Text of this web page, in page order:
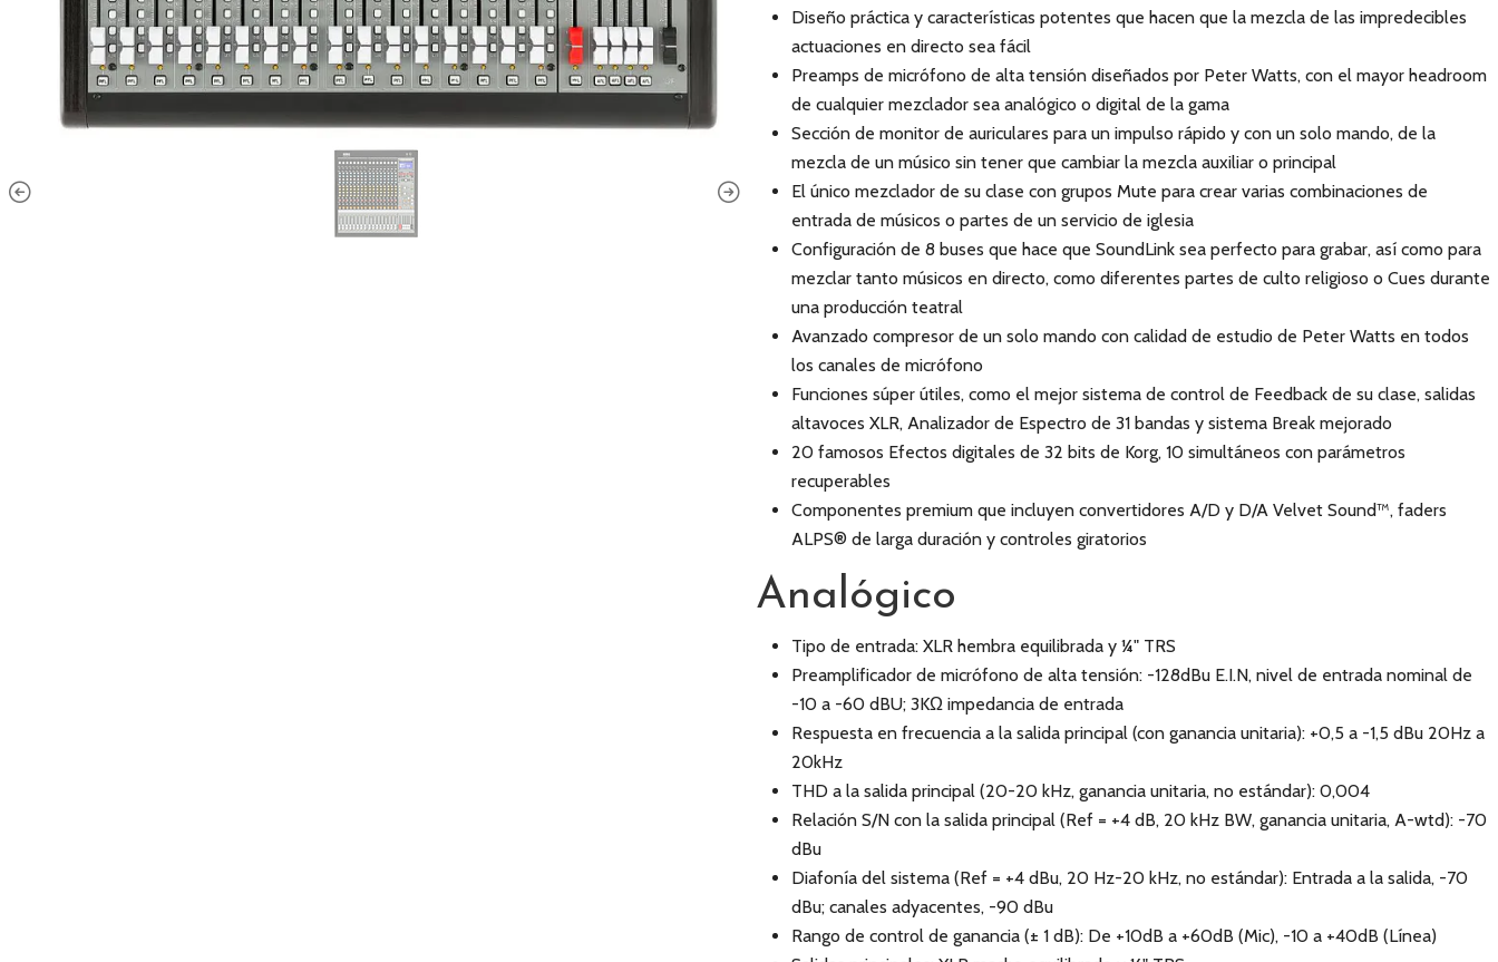
Diseño práctica y características potentes que hacen que la mezcla de las impredecibles
actuaciones en directo sea fácil
Preamps de micrófono de alta tensión diseñados por Peter Watts, con el mayor headroom
de cualquier mezclador sea analógico o digital de la gama
Sección de monitor de auriculares para un impulso rápido y con un solo mando, de la
mezcla de un músico sin tener que cambiar la mezcla auxiliar o principal
El único mezclador de su clase con grupos Mute para crear varias combinaciones de
entrada de músicos o partes de un servicio de iglesia
Configuración de 8 buses que hace que SoundLink sea perfecto para grabar, así como para
mezclar tanto músicos en directo, como diferentes partes de culto religioso o Cues durante
una producción teatral
Avanzado compresor de un solo mando con calidad de estudio de Peter Watts en todos
los canales de micrófono
Funciones súper útiles, como el mejor sistema de control de Feedback de su clase, salidas
altavoces XLR, Analizador de Espectro de 31 bandas y sistema Break mejorado
20 famosos Efectos digitales de 32 bits de Korg, 10 simultáneos con parámetros
recuperables
Componentes premium que incluyen convertidores A/D y D/A Velvet Sound™, faders
ALPS® de larga duración y controles giratorios
Analógico
Tipo de entrada: XLR hembra equilibrada y ¼" TRS
Preamplificador de micrófono de alta tensión: -128dBu E.I.N, nivel de entrada nominal de
-10 a -60 dBU; 3KΩ impedancia de entrada
Respuesta en frecuencia a la salida principal (con ganancia unitaria): +0,5 a -1,5 dBu 20Hz a
20kHz
THD a la salida principal (20-20 kHz, ganancia unitaria, no estándar): 0,004
Relación S/N con la salida principal (Ref = +4 dB, 20 kHz BW, ganancia unitaria, A-wtd): -70
dBu
Diafonía del sistema (Ref = +4 dBu, 20 Hz-20 kHz, no estándar): Entrada a la salida, -70
dBu; canales adyacentes, -90 dBu
Rango de control de ganancia (± 1 dB): De +10dB a +60dB (Mic), -10 a +40dB (Línea)